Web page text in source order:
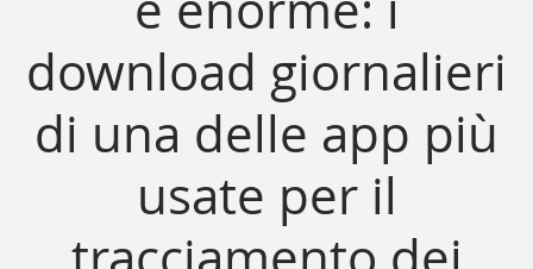
download giornalieri
di una delle app più
usate per il